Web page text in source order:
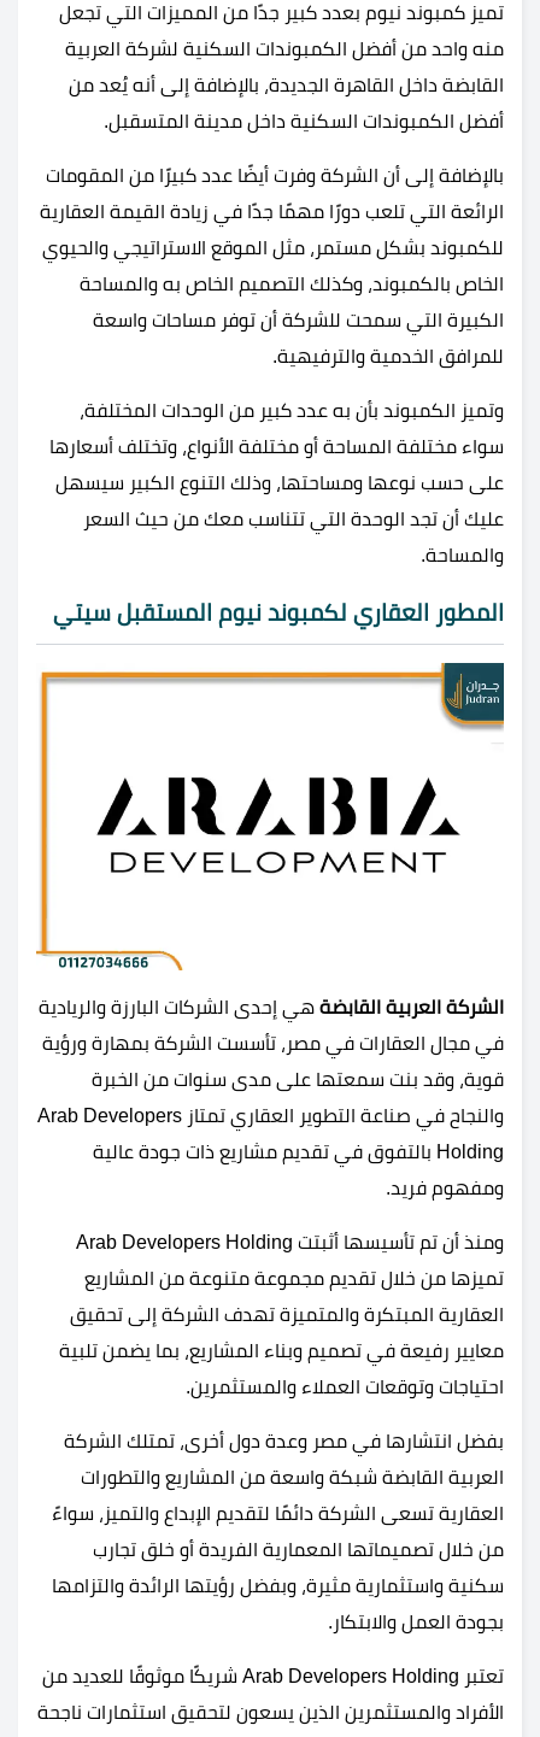
تميز كمبوند نيوم بعدد كبير جدًا من المميزات التي تجعل
منه واحد من أفضل الكمبوندات السكنية لشركة العربية
القابضة داخل القاهرة الجديدة، بالإضافة إلى أنه يُعد من
أفضل الكمبوندات السكنية داخل مدينة المتسقبل.
بالإضافة إلى أن الشركة وفرت أيضًا عدد كبيرًا من المقومات
الرائعة التي تلعب دورًا مهمًا جدًا في زيادة القيمة العقارية
للكمبوند بشكل مستمر، مثل الموقع الاستراتيجي والحيوي
الخاص بالكمبوند، وكذلك التصميم الخاص به والمساحة
الكبيرة التي سمحت للشركة أن توفر مساحات واسعة
للمرافق الخدمية والترفيهية.
وتميز الكمبوند بأن به عدد كبير من الوحدات المختلفة،
سواء مختلفة المساحة أو مختلفة الأنواع، وتختلف أسعارها
على حسب نوعها ومساحتها، وذلك التنوع الكبير سيسهل
عليك أن تجد الوحدة التي تتناسب معك من حيث السعر
والمساحة.
المطور العقاري لكمبوند نيوم المستقبل سيتي
الشركة العربية القابضة هي إحدى الشركات البارزة والريادية
في مجال العقارات في مصر، تأسست الشركة بمهارة ورؤية
قوية، وقد بنت سمعتها على مدى سنوات من الخبرة
والنجاح في صناعة التطوير العقاري تمتاز Arab Developers
Holding بالتفوق في تقديم مشاريع ذات جودة عالية
ومفهوم فريد.
ومنذ أن تم تأسيسها أثبتت Arab Developers Holding
تميزها من خلال تقديم مجموعة متنوعة من المشاريع
العقارية المبتكرة والمتميزة تهدف الشركة إلى تحقيق
معايير رفيعة في تصميم وبناء المشاريع، بما يضمن تلبية
احتياجات وتوقعات العملاء والمستثمرين.
بفضل انتشارها في مصر وعدة دول أخرى، تمتلك الشركة
العربية القابضة شبكة واسعة من المشاريع والتطورات
العقارية تسعى الشركة دائمًا لتقديم الإبداع والتميز، سواءً
من خلال تصميماتها المعمارية الفريدة أو خلق تجارب
سكنية واستثمارية مثيرة، وبفضل رؤيتها الرائدة والتزامها
بجودة العمل والابتكار.
تعتبر Arab Developers Holding شريكًا موثوقًا للعديد من
الأفراد والمستثمرين الذين يسعون لتحقيق استثمارات ناجحة